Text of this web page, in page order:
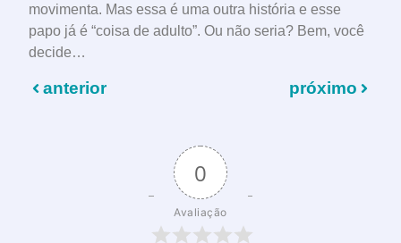
movimenta. Mas essa é uma outra história e esse
papo já é “coisa de adulto”. Ou não seria? Bem, você
decide…
anterior próximo
0
Avaliação